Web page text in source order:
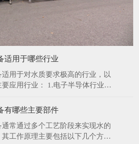
适用于哪些行业
用于对水质要求极高的行业，以
应用行业： 1.电子半导体行业：
光刻、蚀刻等工艺。例如，芯片
要使用超纯水将硅片表面的杂质清
保芯片的性能和良品率。哪怕是
质，都可能导致芯片电路短路或
有哪些主要部件
通常通过多个工艺阶段来实现水的
工作原理主要包括以下几个方